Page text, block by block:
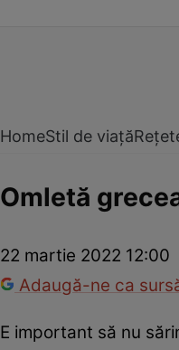
HomeStil de viață
Omletă
22 martie 2022 12:00
Adaugă-ne ca
E important să nu